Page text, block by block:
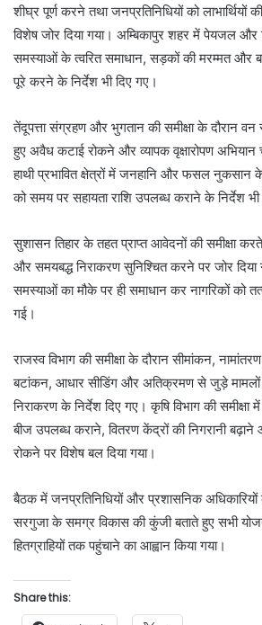
शीघ्र पूर्ण करने तथा जनप्रतिनिधियों को लाभार्थियों
विशेष जोर दिया गया। अम्बिकापुर शहर में पेयजल और
समस्याओं के त्वरित समाधान, सड़कों की मरम्मत और
पूरे करने के निर्देश भी दिए गए।
तेंदूपत्ता संग्रहण और भुगतान की समीक्षा के दौरान वन
हुए अवैध कटाई रोकने और व्यापक वृक्षारोपण अभियान
हाथी प्रभावित क्षेत्रों में जनहानि और फसल नुकसान के
को समय पर सहायता राशि उपलब्ध कराने के निर्देश भी
सुशासन तिहार के तहत प्राप्त आवेदनों की समीक्षा करते
और समयबद्ध निराकरण सुनिश्चित करने पर जोर दिया
समस्याओं का मौके पर ही समाधान कर नागरिकों को
गई।
राजस्व विभाग की समीक्षा के दौरान सीमांकन,
बटांकन, आधार सीडिंग और अतिक्रमण से जुड़े मामलों के
निराकरण के निर्देश दिए गए। कृषि विभाग की
बीज उपलब्ध कराने, वितरण केंद्रों की निगरानी बढ़ाने
रोकने पर विशेष बल दिया गया।
बैठक में जनप्रतिनिधियों और प्रशासनिक
सरगुजा के समग्र विकास की कुंजी बताते हुए सभी
हितग्राहियों तक पहुंचाने का आह्वान किया गया।
Share this: